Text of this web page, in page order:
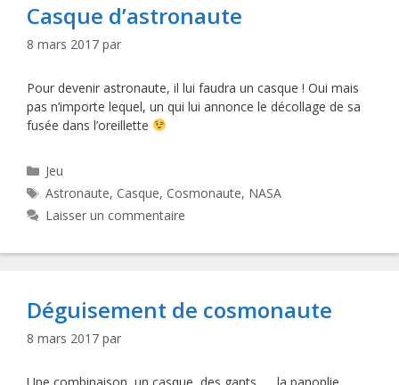
Casque d’astronaute
8 mars 2017 par
Pour devenir astronaute, il lui faudra un casque ! Oui mais
pas n’importe lequel, un qui lui annonce le décollage de sa
fusée dans l’oreillette
Catégories
Jeu
Étiquettes
Astronaute, Casque, Cosmonaute, NASA
Laisser un commentaire
Déguisement de cosmonaute
8 mars 2017 par